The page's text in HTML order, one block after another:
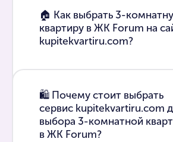
🏠 Как выбрать 3-
квартиру в ЖК Forum на
kupitekvartiru.com?
🛍 Почему стоит выбрать
сервис kupitekvartiru.com
выбора 3-комнатной
в ЖК Forum?